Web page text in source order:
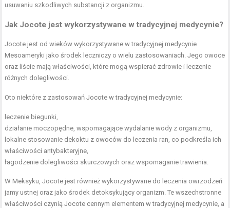
usuwaniu szkodliwych substancji z organizmu.
Jak Jocote jest wykorzystywane w tradycyjnej medycynie?
Jocote jest od wieków wykorzystywane w tradycyjnej medycynie
Mesoameryki jako środek leczniczy o wielu zastosowaniach. Jego owoce
oraz liście mają właściwości, które mogą wspierać zdrowie i leczenie
różnych dolegliwości.
Oto niektóre z zastosowań Jocote w tradycyjnej medycynie:
leczenie biegunki,
działanie moczopędne, wspomagające wydalanie wody z organizmu,
lokalne stosowanie dekoktu z owoców do leczenia ran, co podkreśla ich
właściwości antybakteryjne,
łagodzenie dolegliwości skurczowych oraz wspomaganie trawienia.
W Meksyku, Jocote jest również wykorzystywane do leczenia owrzodzeń
jamy ustnej oraz jako środek detoksykujący organizm. Te wszechstronne
właściwości czynią Jocote cennym elementem w tradycyjnej medycynie, a